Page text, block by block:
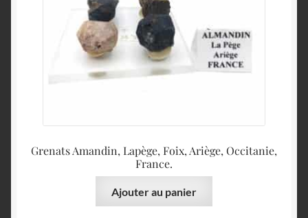
Grenats Amandin, Lapège, Foix, Ariège, Occitanie,
France.
Ajouter au panier